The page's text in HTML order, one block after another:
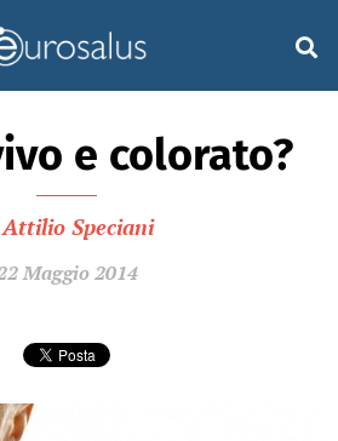
e colorato?
Attilio Speciani
Maggio 2014